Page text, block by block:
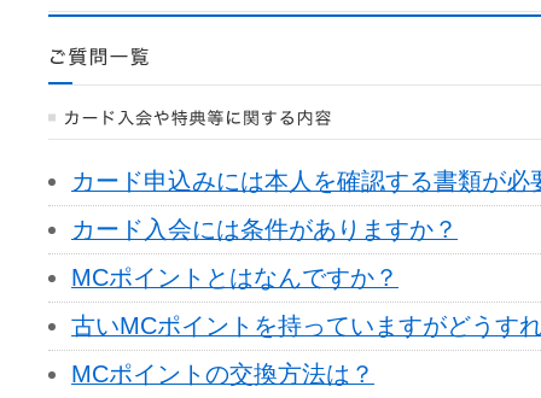
カード申込みには本人を確認する書類が必
カード入会には条件がありますか？
MCポイントとはなんですか？
古いMCポイントを持っていますがどうす
MCポイントの交換方法は？